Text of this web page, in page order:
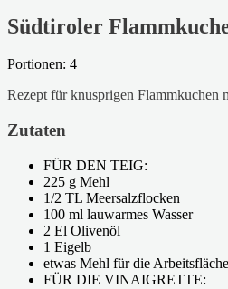
Südtiroler
Portionen: 4
Rezept für knusprigen Flammkuchen
Zutaten
FÜR DEN TEIG:
225 g Mehl
1/2 TL Meersalzflocken
100 ml lauwarmes Wasser
2 El Olivenöl
1 Eigelb
etwas Mehl für die Arbeitsfläche
FÜR DIE VINAIGRETTE: